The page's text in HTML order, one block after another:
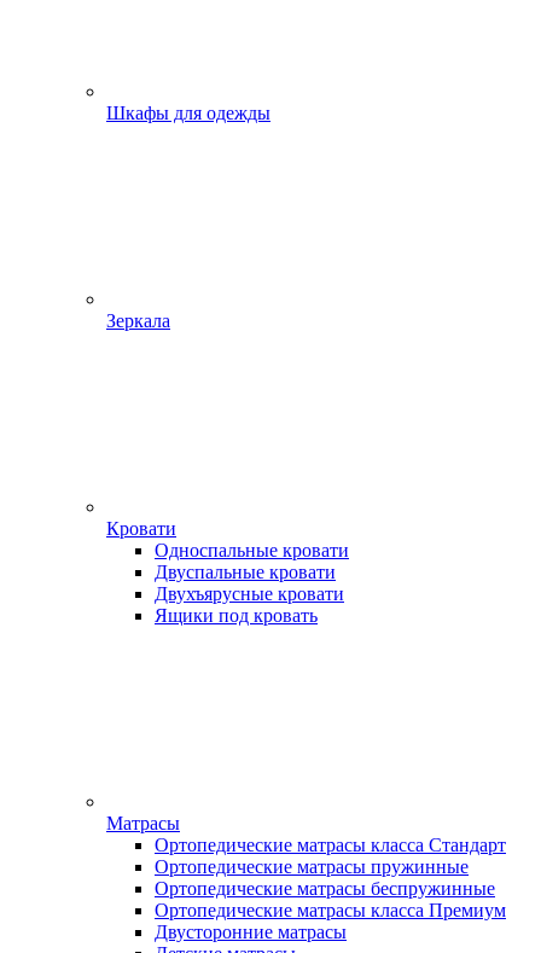
Шкафы для одежды
Зеркала
Кровати
Односпальные кровати
Двуспальные кровати
Двухъярусные кровати
Ящики под кровать
Матрасы
Ортопедические матрасы класса Стандарт
Ортопедические матрасы пружинные
Ортопедические матрасы беспружинные
Ортопедические матрасы класса Премиум
Двусторонние матрасы